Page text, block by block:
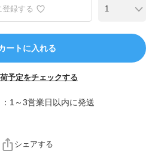
録する
ートに入れる
予定をチェックする
1～3営業日以内に発送
シェアする